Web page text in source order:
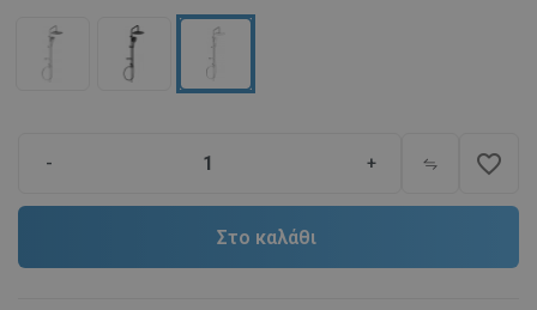
- + favorite_border
Στο καλάθι